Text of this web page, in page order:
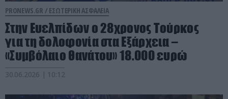
PRONEWS.GR / ΕΣΩΤΕΡΙΚΗ ΑΣΦΑΛΕΙΑ
Στην Ευελπίδων ο 28χρονος Τούρκος
για τη δολοφονία στα Εξάρχεια –
«Συμβόλαιο θανάτου» 18.000 ευρώ
30.06.2026 | 10:12